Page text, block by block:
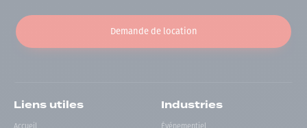
Demande de location
Liens utiles
Accueil
Industries
Événementiel